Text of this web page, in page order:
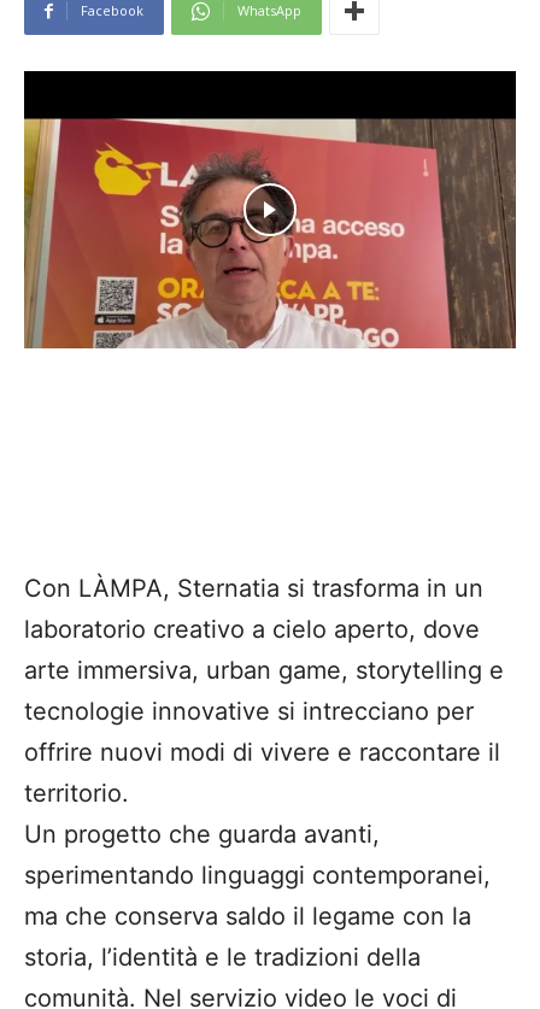
Facebook WhatsApp
Con LÀMPA, Sternatia si trasforma in un
laboratorio creativo a cielo aperto, dove
arte immersiva, urban game, storytelling e
tecnologie innovative si intrecciano per
offrire nuovi modi di vivere e raccontare il
territorio.
Un progetto che guarda avanti,
sperimentando linguaggi contemporanei,
ma che conserva saldo il legame con la
storia, l’identità e le tradizioni della
comunità. Nel servizio video le voci di